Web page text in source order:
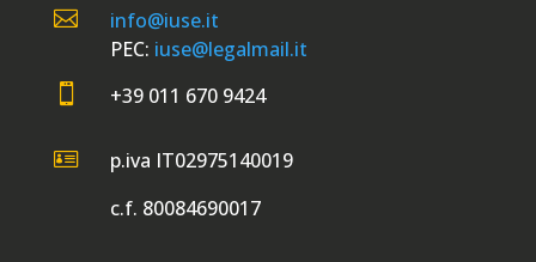

info@iuse.it
PEC: iuse@legalmail.it
 +39 011 670 9424

p.iva IT02975140019
c.f. 80084690017